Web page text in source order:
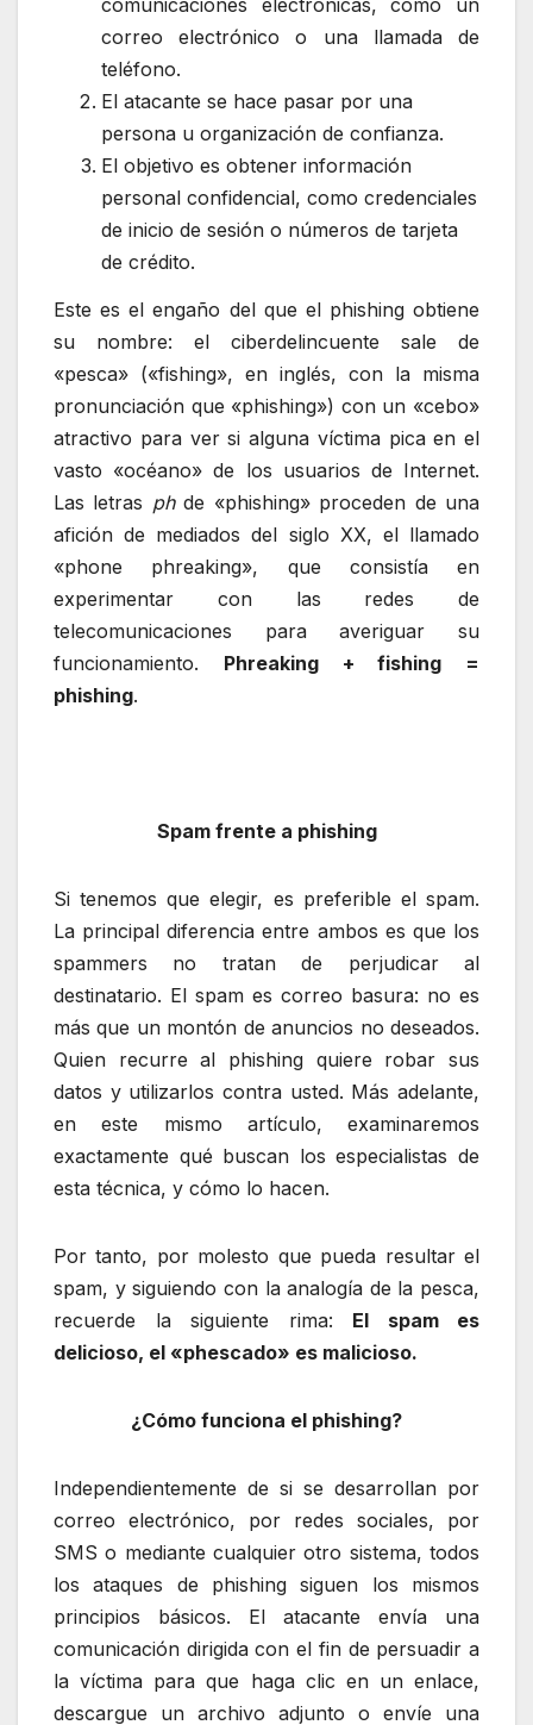
correo electrónico o una llamada de
teléfono.
El atacante se hace pasar por una
persona u organización de confianza.
El objetivo es obtener información
personal confidencial, como credenciales
de inicio de sesión o números de tarjeta
de crédito.
Este es el engaño del que el phishing obtiene
su nombre: el ciberdelincuente sale de
«pesca» («fishing», en inglés, con la misma
pronunciación que «phishing») con un «cebo»
atractivo para ver si alguna víctima pica en el
vasto «océano» de los usuarios de Internet.
Las letras phde «phishing» proceden de una
afición de mediados del siglo XX, el llamado
«phone phreaking», que consistía en
experimentar con las redes de
telecomunicaciones para averiguar su
funcionamiento. Phreaking + fishing =
phishing.
Spam frente a phishing
Si tenemos que elegir, es preferible el spam.
La principal diferencia entre ambos es que los
spammers no tratan de perjudicar al
destinatario. El spam es correo basura: no es
más que un montón de anuncios no deseados.
Quien recurre al phishing quiere robar sus
datos y utilizarlos contra usted. Más adelante,
en este mismo artículo, examinaremos
exactamente qué buscan los especialistas de
esta técnica, y cómo lo hacen.
Por tanto, por molesto que pueda resultar el
spam, y siguiendo con la analogía de la pesca,
recuerde la siguiente rima: El spam es
delicioso, el «phescado» es malicioso.
¿Cómo funciona el phishing?
Independientemente de si se desarrollan por
correo electrónico, por redes sociales, por
SMS o mediante cualquier otro sistema, todos
los ataques de phishing siguen los mismos
principios básicos. El atacante envía una
comunicación dirigida con el fin de persuadir a
la víctima para que haga clic en un enlace,
descargue un archivo adjunto o envíe una